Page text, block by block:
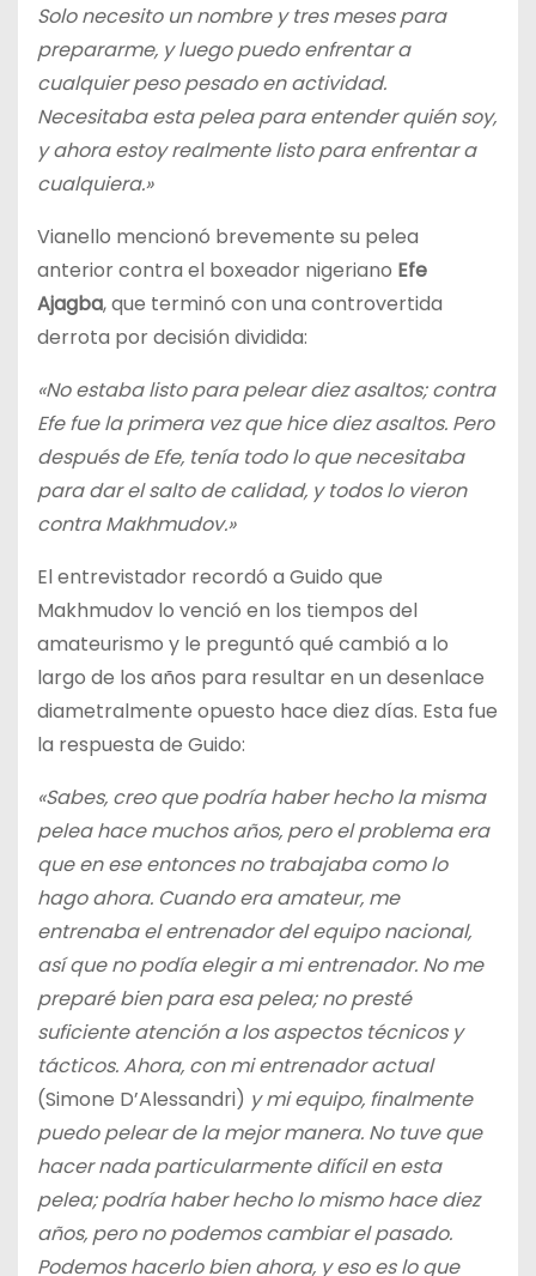
Solo necesito un nombre y tres meses para
prepararme, y luego puedo enfrentar a
cualquier peso pesado en actividad.
Necesitaba esta pelea para entender quién soy,
y ahora estoy realmente listo para enfrentar a
cualquiera.»
Vianello mencionó brevemente su pelea
anterior contra el boxeador nigeriano Efe
Ajagba, que terminó con una controvertida
derrota por decisión dividida:
«No estaba listo para pelear diez asaltos; contra
Efe fue la primera vez que hice diez asaltos. Pero
después de Efe, tenía todo lo que necesitaba
para dar el salto de calidad, y todos lo vieron
contra Makhmudov.»
El entrevistador recordó a Guido que
Makhmudov lo venció en los tiempos del
amateurismo y le preguntó qué cambió a lo
largo de los años para resultar en un desenlace
diametralmente opuesto hace diez días. Esta fue
la respuesta de Guido:
«Sabes, creo que podría haber hecho la misma
pelea hace muchos años, pero el problema era
que en ese entonces no trabajaba como lo
hago ahora. Cuando era amateur, me
entrenaba el entrenador del equipo nacional,
así que no podía elegir a mi entrenador. No me
preparé bien para esa pelea; no presté
suficiente atención a los aspectos técnicos y
tácticos. Ahora, con mi entrenador actual
(Simone D’Alessandri) y mi equipo, finalmente
puedo pelear de la mejor manera. No tuve que
hacer nada particularmente difícil en esta
pelea; podría haber hecho lo mismo hace diez
años, pero no podemos cambiar el pasado.
Podemos hacerlo bien ahora, y eso es lo que